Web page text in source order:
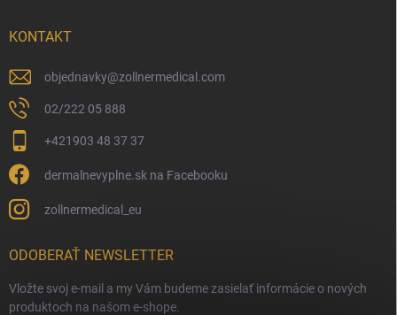
KONTAKT
objednavky@zollnermedical.com
02/222 05 888
+421903 48 37 37
dermalnevyplne.sk na Facebooku
zollnermedical_eu
ODOBERAŤ NEWSLETTER
Vložte svoj e-mail a my Vám budeme zasielať informácie o nových
produktoch na našom e-shope.